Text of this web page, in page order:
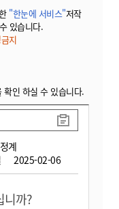
"한눈에 서비스"저작
있습니다.
지
인 하실 수 있습니다.
계
2025-02-06
니까?